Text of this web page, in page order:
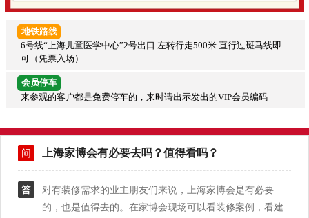
地铁路线
6号线“上海儿童医学中心”2号出口 左转行走500米 直行过斑马线即
可（凭票入场）
会员停车
来参观的客户都是免费停车的，来时请出示发出的VIP会员编码
上海家博会有必要去吗？值得看吗？
对有装修需求的业主朋友们来说，上海家博会是有必要
的，也是值得去的。在家博会现场可以看装修案例，看建